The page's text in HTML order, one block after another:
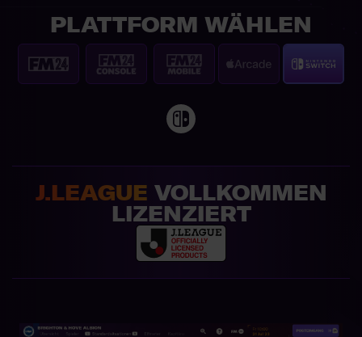
PLATTFORM WÄHLEN
J.LEAGUE VOLLKOMMEN
LIZENZIERT